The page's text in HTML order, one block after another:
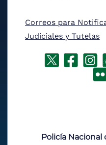
Correos para
Judiciales y Tutelas
Policía